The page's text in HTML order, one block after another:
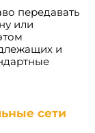
передавать
или
и
сети